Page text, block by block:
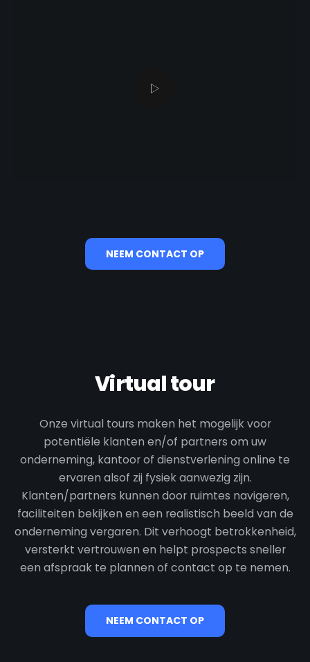
NEEM CONTACT OP
Virtual tour
Onze virtual tours maken het mogelijk voor
potentiële klanten en/of partners om uw
onderneming, kantoor of dienstverlening online te
ervaren alsof zij fysiek aanwezig zijn.
Klanten/partners kunnen door ruimtes navigeren,
faciliteiten bekijken en een realistisch beeld van de
onderneming vergaren. Dit verhoogt betrokkenheid,
versterkt vertrouwen en helpt prospects sneller
een afspraak te plannen of contact op te nemen.
NEEM CONTACT OP